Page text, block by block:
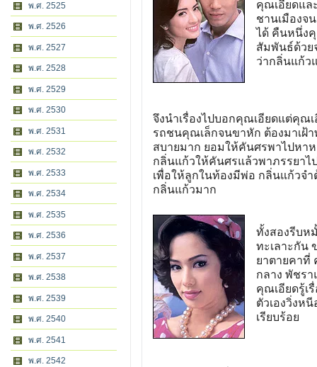
พ.ศ. 2525
พ.ศ. 2526
พ.ศ. 2527
พ.ศ. 2528
พ.ศ. 2529
พ.ศ. 2530
พ.ศ. 2531
พ.ศ. 2532
พ.ศ. 2533
พ.ศ. 2534
พ.ศ. 2535
พ.ศ. 2536
พ.ศ. 2537
พ.ศ. 2538
พ.ศ. 2539
พ.ศ. 2540
พ.ศ. 2541
พ.ศ. 2542
คุณเอียดแล
ชานเมืองจ
ได้ คืนหนึ่ง
สัมพันธ์ด้วย
ว่ากลิ่นแก้ว
จึงนำเรื่องไปบอกคุณเอียดแต่คุณ
รถชนคุณเล็กจนขาหัก ต้องมาเฝ้
สบายมาก ยอมให้คันศรพาไปหา
กลิ่นแก้วให้คันศรแล้วพาภรรยา
เพื่อให้ลูกในท้องมีพ่อ กลิ่นแก้วจ
กลิ่นแก้วมาก
ทั้งสองรีบห
ทะเลาะกัน
ยาตายคาที่
กลาง พัชร
คุณเอียดรู้เ
ตัวเองวิ่งห
เรียบร้อย